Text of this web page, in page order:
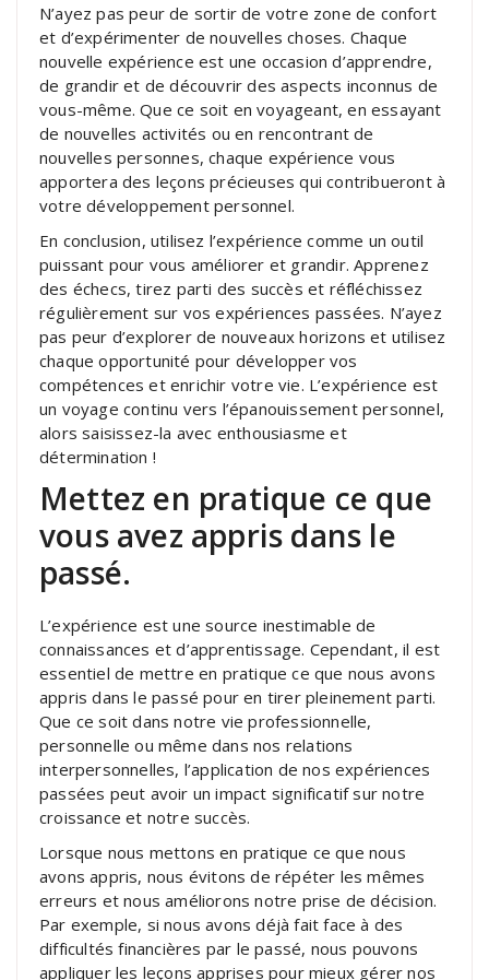
N’ayez pas peur de sortir de votre zone de confort
et d’expérimenter de nouvelles choses. Chaque
nouvelle expérience est une occasion d’apprendre,
de grandir et de découvrir des aspects inconnus de
vous-même. Que ce soit en voyageant, en essayant
de nouvelles activités ou en rencontrant de
nouvelles personnes, chaque expérience vous
apportera des leçons précieuses qui contribueront à
votre développement personnel.
En conclusion, utilisez l’expérience comme un outil
puissant pour vous améliorer et grandir. Apprenez
des échecs, tirez parti des succès et réfléchissez
régulièrement sur vos expériences passées. N’ayez
pas peur d’explorer de nouveaux horizons et utilisez
chaque opportunité pour développer vos
compétences et enrichir votre vie. L’expérience est
un voyage continu vers l’épanouissement personnel,
alors saisissez-la avec enthousiasme et
détermination !
Mettez en pratique ce que
vous avez appris dans le
passé.
L’expérience est une source inestimable de
connaissances et d’apprentissage. Cependant, il est
essentiel de mettre en pratique ce que nous avons
appris dans le passé pour en tirer pleinement parti.
Que ce soit dans notre vie professionnelle,
personnelle ou même dans nos relations
interpersonnelles, l’application de nos expériences
passées peut avoir un impact significatif sur notre
croissance et notre succès.
Lorsque nous mettons en pratique ce que nous
avons appris, nous évitons de répéter les mêmes
erreurs et nous améliorons notre prise de décision.
Par exemple, si nous avons déjà fait face à des
difficultés financières par le passé, nous pouvons
appliquer les leçons apprises pour mieux gérer nos